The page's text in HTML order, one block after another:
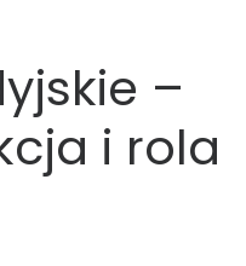
–
i rola